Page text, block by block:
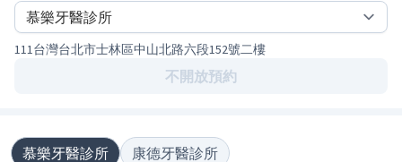
111台灣台北市士林區中山北路六段152號二樓
不開放預約
慕樂牙醫診所 康德牙醫診所